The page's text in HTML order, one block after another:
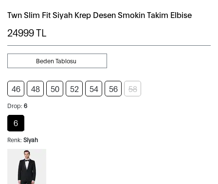
Twn Slim Fit Siyah Krep Desen Smokin Takim Elbise
24999TL
Beden Tablosu
46 48 50 52 54 56 58
Drop: 6
6
Renk: Siyah